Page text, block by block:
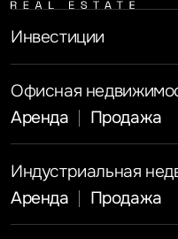
Инвестиции
Офисная
Аренда
Продажа
Индустриальная
Аренда
Продажа